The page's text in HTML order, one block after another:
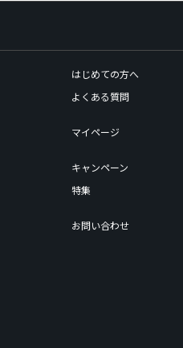
はじめての方へ
よくある質問
マイページ
キャンペーン
特集
お問い合わせ